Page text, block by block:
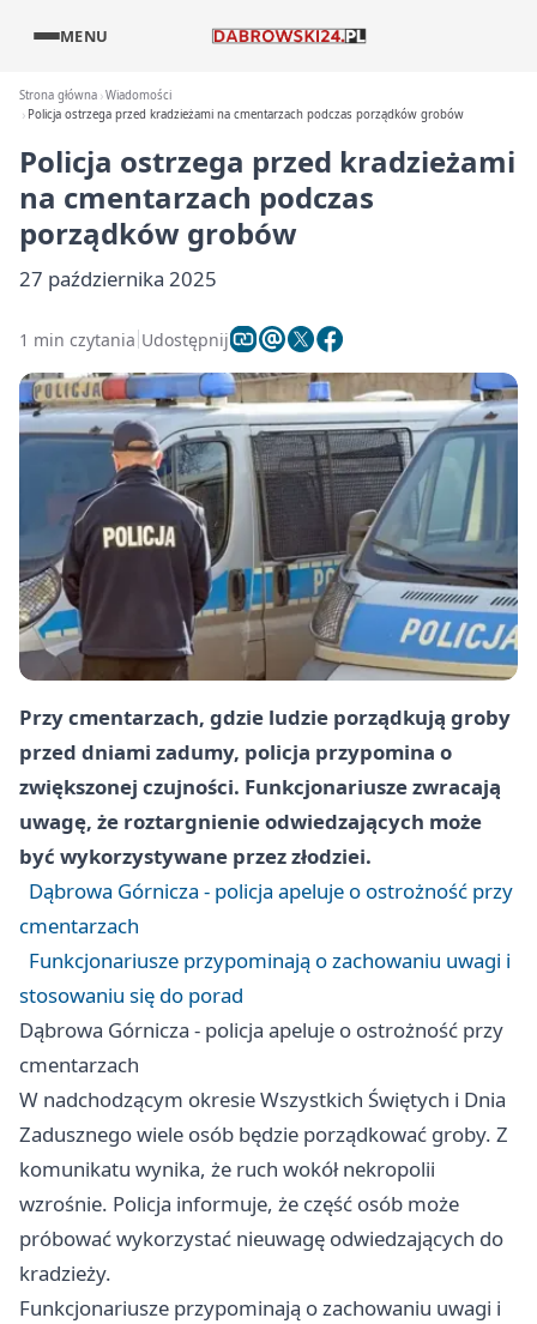
MENU
Strona główna Wiadomości
Policja ostrzega przed kradzieżami na cmentarzach podczas porządków grobów
Policja ostrzega przed kradzieżami
na cmentarzach podczas
porządków grobów
27 października 2025
1 min czytania Udostępnij
Przy cmentarzach, gdzie ludzie porządkują groby
przed dniami zadumy, policja przypomina o
zwiększonej czujności. Funkcjonariusze zwracają
uwagę, że roztargnienie odwiedzających może
być wykorzystywane przez złodziei.
Dąbrowa Górnicza - policja apeluje o ostrożność przy
cmentarzach
Funkcjonariusze przypominają o zachowaniu uwagi i
stosowaniu się do porad
Dąbrowa Górnicza - policja apeluje o ostrożność przy
cmentarzach
W nadchodzącym okresie Wszystkich Świętych i Dnia
Zadusznego wiele osób będzie porządkować groby. Z
komunikatu wynika, że ruch wokół nekropolii
wzrośnie. Policja informuje, że część osób może
próbować wykorzystać nieuwagę odwiedzających do
kradzieży.
Funkcjonariusze przypominają o zachowaniu uwagi i